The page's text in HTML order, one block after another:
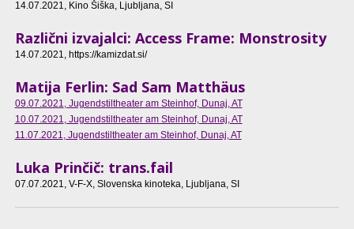
14.07.2021 , Kino Šiška, Ljubljana, SI
Različni izvajalci: Access Frame: Monstrosity
14.07.2021, https://kamizdat.si/
Matija Ferlin: Sad Sam Matthäus
09.07.2021, Jugendstiltheater am Steinhof, Dunaj, AT
10.07.2021, Jugendstiltheater am Steinhof, Dunaj, AT
11.07.2021, Jugendstiltheater am Steinhof, Dunaj, AT
Luka Prinčič: trans.fail
07.07.2021, V-F-X, Slovenska kinoteka, Ljubljana, SI